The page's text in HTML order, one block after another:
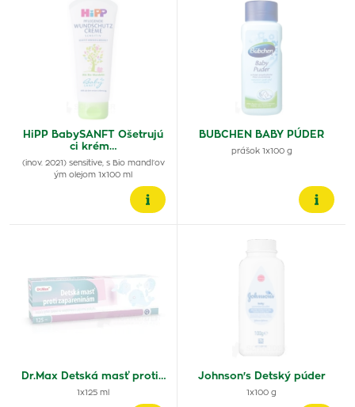
HiPP BabySANFT Ošetrujú
ci krém…
(inov. 2021) sensitive, s Bio mandľov
ým olejom 1x100 ml
BUBCHEN BABY PÚDER
prášok 1x100 g
Dr.Max Detská masť proti…
1x125 ml
Johnson's Detský púder
1x100 g